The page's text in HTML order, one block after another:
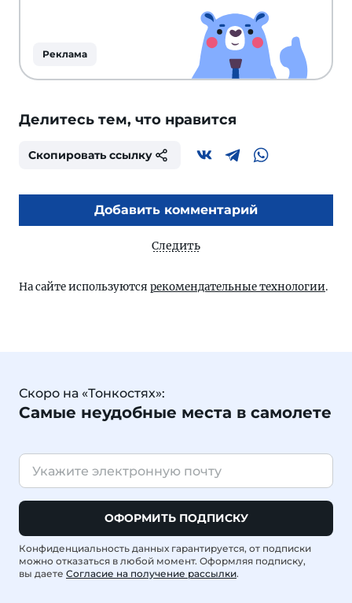
Реклама
Делитесь тем, что нравится
Скопировать ссылку
Добавить комментарий
Следить
На сайте используются рекомендательные технологии.
Скоро на «Тонкостях»:
Самые неудобные места в самолете
ОФОРМИТЬ ПОДПИСКУ
Конфиденциальность данных гарантируется, от подписки
можно отказаться в любой момент. Оформляя подписку,
вы даете Согласие на получение рассылки.